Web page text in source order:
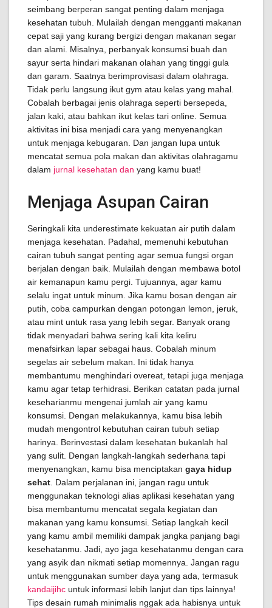
seimbang berperan sangat penting dalam menjaga
kesehatan tubuh. Mulailah dengan mengganti makanan
cepat saji yang kurang bergizi dengan makanan segar
dan alami. Misalnya, perbanyak konsumsi buah dan
sayur serta hindari makanan olahan yang tinggi gula
dan garam. Saatnya berimprovisasi dalam olahraga.
Tidak perlu langsung ikut gym atau kelas yang mahal.
Cobalah berbagai jenis olahraga seperti bersepeda,
jalan kaki, atau bahkan ikut kelas tari online. Semua
aktivitas ini bisa menjadi cara yang menyenangkan
untuk menjaga kebugaran. Dan jangan lupa untuk
mencatat semua pola makan dan aktivitas olahragamu
dalam jurnal kesehatan dan yang kamu buat!
Menjaga Asupan Cairan
Seringkali kita underestimate kekuatan air putih dalam
menjaga kesehatan. Padahal, memenuhi kebutuhan
cairan tubuh sangat penting agar semua fungsi organ
berjalan dengan baik. Mulailah dengan membawa botol
air kemanapun kamu pergi. Tujuannya, agar kamu
selalu ingat untuk minum. Jika kamu bosan dengan air
putih, coba campurkan dengan potongan lemon, jeruk,
atau mint untuk rasa yang lebih segar. Banyak orang
tidak menyadari bahwa sering kali kita keliru
menafsirkan lapar sebagai haus. Cobalah minum
segelas air sebelum makan. Ini tidak hanya
membantumu menghindari overeat, tetapi juga menjaga
kamu agar tetap terhidrasi. Berikan catatan pada jurnal
keseharianmu mengenai jumlah air yang kamu
konsumsi. Dengan melakukannya, kamu bisa lebih
mudah mengontrol kebutuhan cairan tubuh setiap
harinya. Berinvestasi dalam kesehatan bukanlah hal
yang sulit. Dengan langkah-langkah sederhana tapi
menyenangkan, kamu bisa menciptakan gaya hidup
sehat . Dalam perjalanan ini, jangan ragu untuk
menggunakan teknologi alias aplikasi kesehatan yang
bisa membantumu mencatat segala kegiatan dan
makanan yang kamu konsumsi. Setiap langkah kecil
yang kamu ambil memiliki dampak jangka panjang bagi
kesehatanmu. Jadi, ayo jaga kesehatanmu dengan cara
yang asyik dan nikmati setiap momennya. Jangan ragu
untuk menggunakan sumber daya yang ada, termasuk
kandaijihc untuk informasi lebih lanjut dan tips lainnya!
Tips desain rumah minimalis nggak ada habisnya untuk